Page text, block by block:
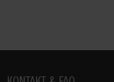
Fußbereich